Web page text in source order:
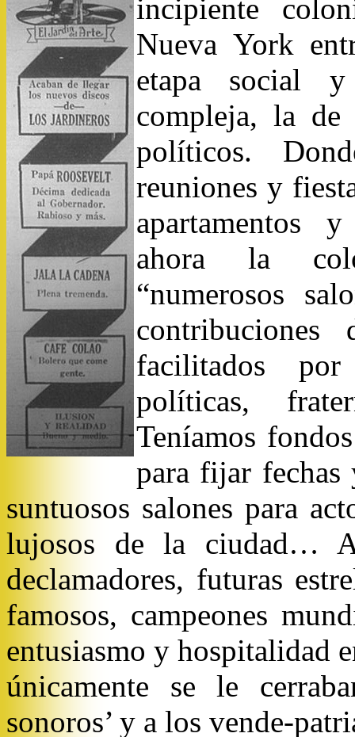
incipiente
Nueva York
etapa social y
compleja, la
políticos.
reuniones y
apartamentos
ahora la
“numerosos
facilitados por
políticas,
Teníamos
para fijar fechas
suntuosos salones para
lujosos de la ciudad…
declamadores, futuras
famosos, campeones
entusiasmo y hospitalidad
únicamente se le
sonoros’ y a los vende-